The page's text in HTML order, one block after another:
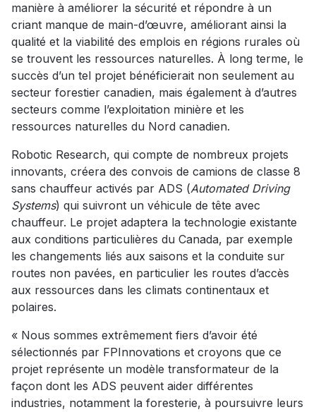
manière à améliorer la sécurité et répondre à un
criant manque de main-d’œuvre, améliorant ainsi la
qualité et la viabilité des emplois en régions rurales où
se trouvent les ressources naturelles. À long terme, le
succès d’un tel projet bénéficierait non seulement au
secteur forestier canadien, mais également à d’autres
secteurs comme l’exploitation minière et les
ressources naturelles du Nord canadien.
Robotic Research, qui compte de nombreux projets
innovants, créera des convois de camions de classe 8
sans chauffeur activés par ADS (Automated Driving
Systems) qui suivront un véhicule de tête avec
chauffeur. Le projet adaptera la technologie existante
aux conditions particulières du Canada, par exemple
les changements liés aux saisons et la conduite sur
routes non pavées, en particulier les routes d’accès
aux ressources dans les climats continentaux et
polaires.
« Nous sommes extrêmement fiers d’avoir été
sélectionnés par FPInnovations et croyons que ce
projet représente un modèle transformateur de la
façon dont les ADS peuvent aider différentes
industries, notamment la foresterie, à poursuivre leurs